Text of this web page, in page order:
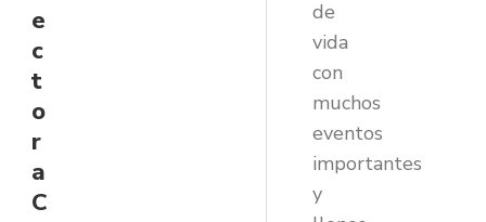
e
c
t
o
r
a
C
de
vida
con
muchos
eventos
importantes
y